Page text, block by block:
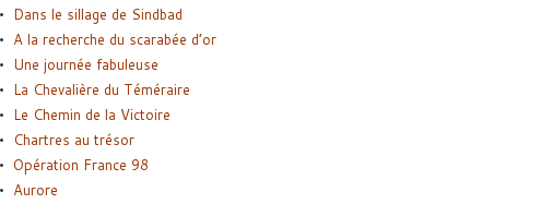
Dans le sillage de Sindbad
A la recherche du scarabée d’or
Une journée fabuleuse
La Chevalière du Téméraire
Le Chemin de la Victoire
Chartres au trésor
Opération France 98
Aurore